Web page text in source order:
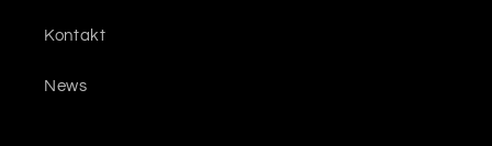
Kontakt
News